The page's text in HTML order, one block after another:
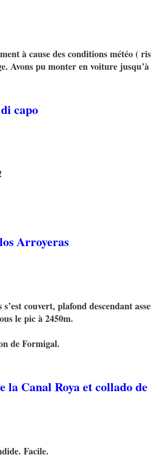
à cause des conditions météo (
Avons pu monter en voiture jusqu’à
capo
Arroyeras
couvert, plafond descendant
le pic à 2450m.
de Formigal.
la Canal Roya et collado
Facile.